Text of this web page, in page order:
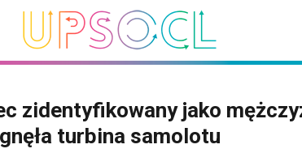
zidentyfikowany jako
turbina samolotu